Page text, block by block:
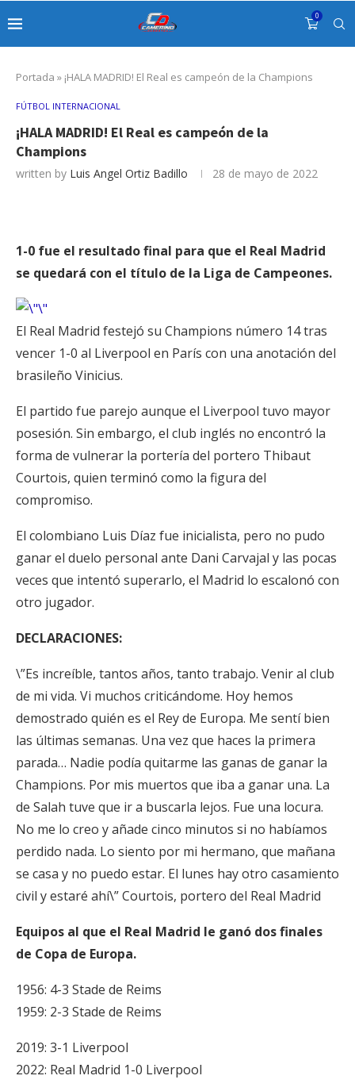
0
Portada » ¡HALA MADRID! El Real es campeón de la Champions
FÚTBOL INTERNACIONAL
¡HALA MADRID! El Real es campeón de la
Champions
written by Luis Angel Ortiz Badillo 28 de mayo de 2022
1-0 fue el resultado final para que el Real Madrid
se quedará con el título de la Liga de Campeones.
El Real Madrid festejó su Champions número 14 tras
vencer 1-0 al Liverpool en París con una anotación del
brasileño Vinicius.
El partido fue parejo aunque el Liverpool tuvo mayor
posesión. Sin embargo, el club inglés no encontró la
forma de vulnerar la portería del portero Thibaut
Courtois, quien terminó como la figura del
compromiso.
El colombiano Luis Díaz fue inicialista, pero no pudo
ganar el duelo personal ante Dani Carvajal y las pocas
veces que intentó superarlo, el Madrid lo escalonó con
otro jugador.
DECLARACIONES:
\”Es increíble, tantos años, tanto trabajo. Venir al club
de mi vida. Vi muchos criticándome. Hoy hemos
demostrado quién es el Rey de Europa. Me sentí bien
las últimas semanas. Una vez que haces la primera
parada… Nadie podía quitarme las ganas de ganar la
Champions. Por mis muertos que iba a ganar una. La
de Salah tuve que ir a buscarla lejos. Fue una locura.
No me lo creo y añade cinco minutos si no habíamos
perdido nada. Lo siento por mi hermano, que mañana
se casa y no puedo estar. El lunes hay otro casamiento
civil y estaré ahí\” Courtois, portero del Real Madrid
Equipos al que el Real Madrid le ganó dos finales
de Copa de Europa.
1956: 4-3 Stade de Reims
1959: 2-3 Stade de Reims
2019: 3-1 Liverpool
2022: Real Madrid 1-0 Liverpool